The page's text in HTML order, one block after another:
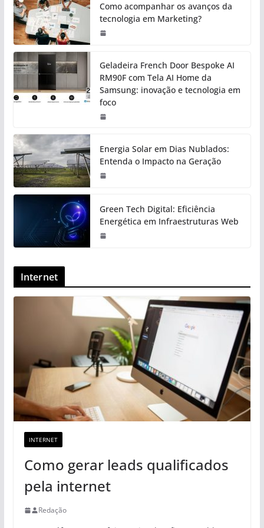
Como acompanhar os avanços da
tecnologia em Marketing?
Geladeira French Door Bespoke AI
RM90F com Tela AI Home da
Samsung: inovação e tecnologia em
foco
Energia Solar em Dias Nublados:
Entenda o Impacto na Geração
Green Tech Digital: Eficiência
Energética em Infraestruturas Web
Internet
INTERNET
Como gerar leads qualificados
pela internet
Redação